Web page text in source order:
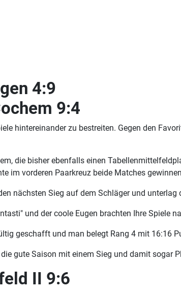
4:9
9:4
hintereinander zu bestreiten. Gegen den
die bisher ebenfalls einen
im vorderen Paarkreuz beide Matches
nächsten Sieg auf dem Schläger und
und der coole Eugen brachten Ihre Spiele
geschafft und man belegt Rang 4 mit 16:16
gute Saison mit einem Sieg und damit sogar
II 9:6